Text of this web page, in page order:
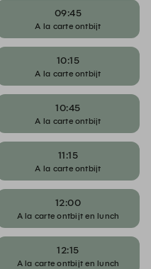
09:45
A la carte ontbijt
10:15
A la carte ontbijt
10:45
A la carte ontbijt
11:15
A la carte ontbijt
12:00
A la carte ontbijt en lunch
12:15
A la carte ontbijt en lunch